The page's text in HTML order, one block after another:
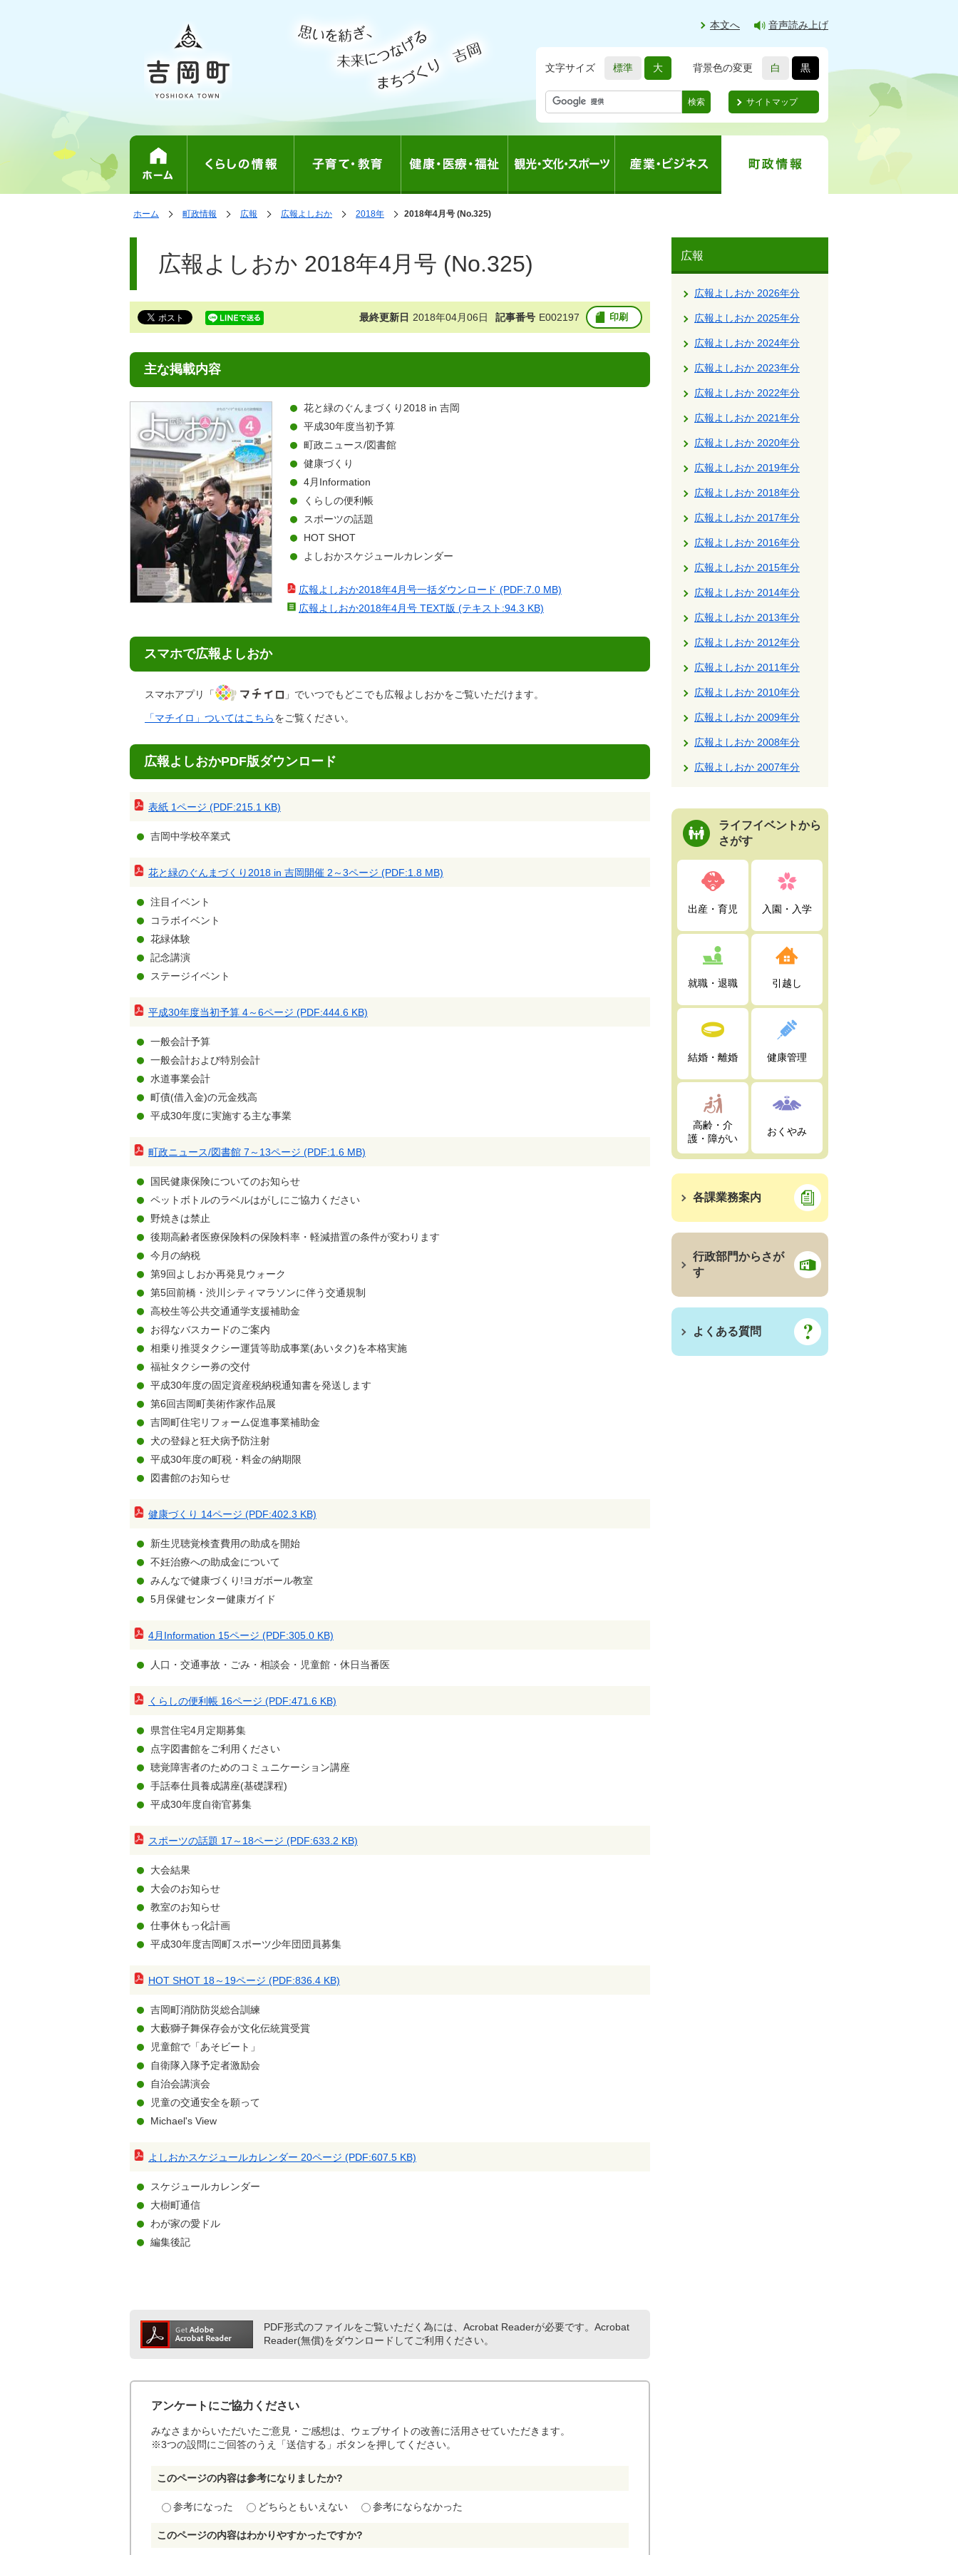
本文へ 音声読み上げ
文字サイズ 標準 大 背景色の変更 白 黒
検索 サイトマップ
表
ペ
ホーム
の
町政情報
の
広報
の
広報よしおか
の
2018年
の
2018年4月号 (No.325)
文
で
広報よしおか 2018年4月号 (No.325)
最終更新日 2018年04月06日 記事番号 E002197 印刷
主な掲載内容
花と緑のぐんまづくり2018 in 吉岡
平成30年度当初予算
町政ニュース/図書館
健康づくり
4月Information
くらしの便利帳
スポーツの話題
HOT SHOT
よしおかスケジュールカレンダー
広報よしおか2018年4月号一括ダウンロード (PDF:7.0 MB)
広報よしおか2018年4月号 TEXT版 (テキスト:94.3 KB)
スマホで広報よしおか
スマホアプリ「 」でいつでもどこでも広報よしおかをご覧いただけます。
「マチイロ」ついてはこちらをご覧ください。
広報よしおかPDF版ダウンロード
表紙 1ページ (PDF:215.1 KB)
吉岡中学校卒業式
花と緑のぐんまづくり2018 in 吉岡開催 2～3ページ (PDF:1.8 MB)
注目イベント
コラボイベント
花緑体験
記念講演
ステージイベント
平成30年度当初予算 4～6ページ (PDF:444.6 KB)
一般会計予算
一般会計および特別会計
水道事業会計
町債(借入金)の元金残高
平成30年度に実施する主な事業
町政ニュース/図書館 7～13ページ (PDF:1.6 MB)
国民健康保険についてのお知らせ
ペットボトルのラベルはがしにご協力ください
野焼きは禁止
後期高齢者医療保険料の保険料率・軽減措置の条件が変わります
今月の納税
第9回よしおか再発見ウォーク
第5回前橋・渋川シティマラソンに伴う交通規制
高校生等公共交通通学支援補助金
お得なバスカードのご案内
相乗り推奨タクシー運賃等助成事業(あいタク)を本格実施
福祉タクシー券の交付
平成30年度の固定資産税納税通知書を発送します
第6回吉岡町美術作家作品展
吉岡町住宅リフォーム促進事業補助金
犬の登録と狂犬病予防注射
平成30年度の町税・料金の納期限
図書館のお知らせ
健康づくり 14ページ (PDF:402.3 KB)
新生児聴覚検査費用の助成を開始
不妊治療への助成金について
みんなで健康づくり!ヨガボール教室
5月保健センター健康ガイド
4月Information 15ページ (PDF:305.0 KB)
人口・交通事故・ごみ・相談会・児童館・休日当番医
くらしの便利帳 16ページ (PDF:471.6 KB)
県営住宅4月定期募集
点字図書館をご利用ください
聴覚障害者のためのコミュニケーション講座
手話奉仕員養成講座(基礎課程)
平成30年度自衛官募集
スポーツの話題 17～18ページ (PDF:633.2 KB)
大会結果
大会のお知らせ
教室のお知らせ
仕事休もっ化計画
平成30年度吉岡町スポーツ少年団団員募集
HOT SHOT 18～19ページ (PDF:836.4 KB)
吉岡町消防防災総合訓練
大藪獅子舞保存会が文化伝統賞受賞
児童館で「あそビート」
自衛隊入隊予定者激励会
自治会講演会
児童の交通安全を願って
Michael's View
よしおかスケジュールカレンダー 20ページ (PDF:607.5 KB)
スケジュールカレンダー
大樹町通信
わが家の愛ドル
編集後記
PDF形式のファイルをご覧いただく為には、Acrobat Readerが必要です。Acrobat
Reader(無償)をダウンロードしてご利用ください。
アンケートにご協力ください
みなさまからいただいたご意見・ご感想は、ウェブサイトの改善に活用させていただきます。
※3つの設問にご回答のうえ「送信する」ボタンを押してください。
このページの内容は参考になりましたか?
参考になった どちらともいえない 参考にならなかった
このページの内容はわかりやすかったですか?
広報
広報よしおか 2026年分
広報よしおか 2025年分
広報よしおか 2024年分
広報よしおか 2023年分
広報よしおか 2022年分
広報よしおか 2021年分
広報よしおか 2020年分
広報よしおか 2019年分
広報よしおか 2018年分
広報よしおか 2017年分
広報よしおか 2016年分
広報よしおか 2015年分
広報よしおか 2014年分
広報よしおか 2013年分
広報よしおか 2012年分
広報よしおか 2011年分
広報よしおか 2010年分
広報よしおか 2009年分
広報よしおか 2008年分
広報よしおか 2007年分
ライフイベントから
さがす
出産・育児 入園・入学
就職・退職 引越し
結婚・離婚 健康管理
高齢・介
護・障がい
おくやみ
各課業務案内
行政部門からさが
す
よくある質問